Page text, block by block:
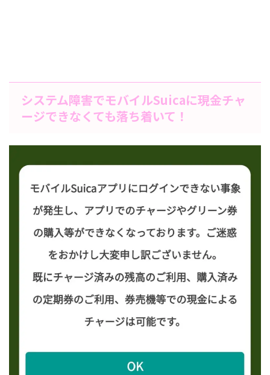
システム障害でモバイルSuicaに現金チャ
ージできなくても落ち着いて！